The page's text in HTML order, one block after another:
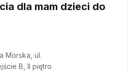
dla mam dzieci do
Morska, ul.
B, II piętro